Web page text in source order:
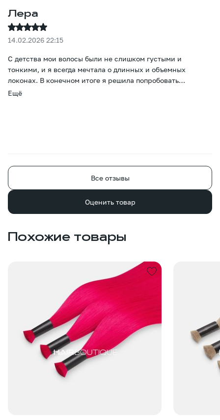
Лера
14.02.2026 22:15
С детства мои волосы были не слишком густыми и
тонкими, и я всегда мечтала о длинных и объемных
локонах. В конечном итоге я решила попробовать
наращивание. Больше всего меня беспокоил вопрос цвета,
Ещё
Все отзывы
Оценить товар
Похожие товары